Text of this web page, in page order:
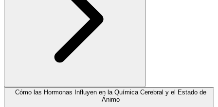
Cómo las Hormonas Influyen en la Química Cerebral y el Estado de
Ánimo